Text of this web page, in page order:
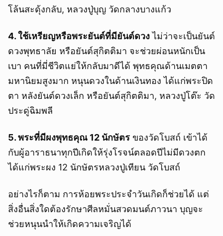
โล้นสะดุ้งกลับ, หลวงปู่บุญ วัดกลางบางแก้ว
4. ใช้เหรียญหรือพระยันต์ที่มียันต์ดวงไม่ว่าจะเป็นยันต์
ดวงพุทธาลัย หรือยันต์สุกิตติมา จะช่วยผ่อนหนักเป็น
เบา คนที่มี่ชีวิตแย่ให้กลับมาดีได้ พุทธคุณด้านเมตตา
มหานิยมสูงมาก หนุนดวงในด้านเงินทอง ได้แก่พระปิด
ตา หลังยันต์ดวงเล็ก หรือยันต์สุกิตติมา, หลวงปู่โต๊ะ วัด
ประดู่ฉิมพลี
5. พระที่มีผงพุทธคุณ 12 นักษัตร ของวัดโบสถ์ เข้าได้
กับผู้อาราธนาทุกปีเกิดให้รุ่งโรจน์ตลอดปีไม่มีดวงตก
ได้แก่พระผง 12 นักษัตรหลวงปู่เทียน วัดโบสถ์
อย่างไรก็ตาม การห้อยพระประจำวันเกิดก็ช่วยได้ แต่
สิ่งอื่นสิ่งใดต้องรักษาศีลหมั่นสวดมนต์ภาวนา บุญจะ
ช่วยหนุนนำให้เกิดความเจริญได้